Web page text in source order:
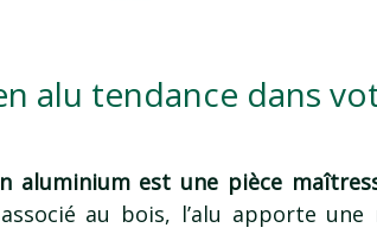
alu tendance dans
aluminium est une pièce
au bois, l’alu apporte